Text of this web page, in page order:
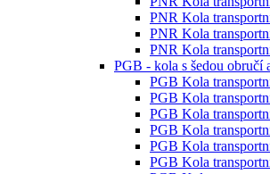
PNR Kola
PNR Kola
PNR Kola
PGB - kola s šedou obručí
PGB Kola
PGB Kola
PGB Kola
PGB Kola
PGB Kola
PGB Kola